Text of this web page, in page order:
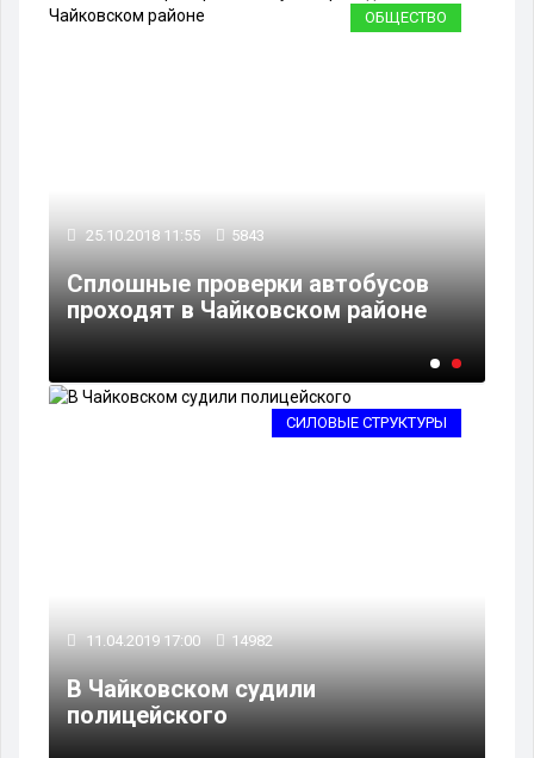
ОБЩЕСТВО
25.10.2018 11:55 5843
Сплошные проверки автобусов
проходят в Чайковском районе
СИЛОВЫЕ СТРУКТУРЫ
11.04.2019 17:00 14982
В Чайковском судили
полицейского